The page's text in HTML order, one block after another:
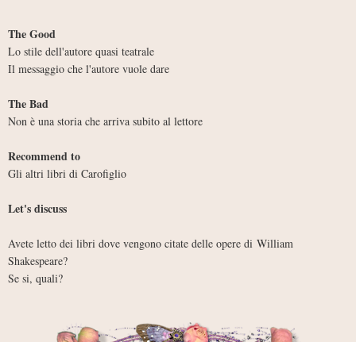
The Good
Lo stile dell'autore quasi teatrale
Il messaggio che l'autore vuole dare
The Bad
Non è una storia che arriva subito al lettore
Recommend to
Gli altri libri di Carofiglio
Let's discuss
Avete letto dei libri dove vengono citate delle opere di William
Shakespeare?
Se si, quali?